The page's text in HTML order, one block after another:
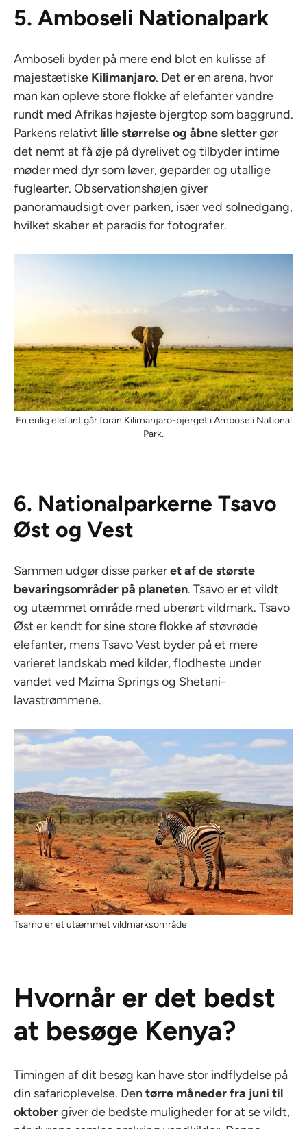
5. Amboseli Nationalpark
Amboseli byder på mere end blot en kulisse af
majestætiske Kilimanjaro. Det er en arena, hvor
man kan opleve store flokke af elefanter vandre
rundt med Afrikas højeste bjergtop som baggrund.
Parkens relativt lille størrelse og åbne slettergør
det nemt at få øje på dyrelivet og tilbyder intime
møder med dyr som løver, geparder og utallige
fuglearter. Observationshøjen giver
panoramaudsigt over parken, især ved solnedgang,
hvilket skaber et paradis for fotografer.
En enlig elefant går foran Kilimanjaro-bjerget i Amboseli National
Park.
6. Nationalparkerne Tsavo
Øst og Vest
Sammen udgør disse parkeret af de største
bevaringsområder på planeten. Tsavo er et vildt
og utæmmet område med uberørt vildmark. Tsavo
Øst er kendt for sine store flokke af støvrøde
elefanter, mens Tsavo Vest byder på et mere
varieret landskab med kilder, flodheste under
vandet ved Mzima Springs og Shetani-
lavastrømmene.
Tsamo er et utæmmet vildmarksområde
Hvornår er det bedst
at besøge Kenya?
Timingen af dit besøg kan have stor indflydelse på
din safarioplevelse. Den tørre måneder fra juni til
oktobergiver de bedste muligheder for at se vildt,